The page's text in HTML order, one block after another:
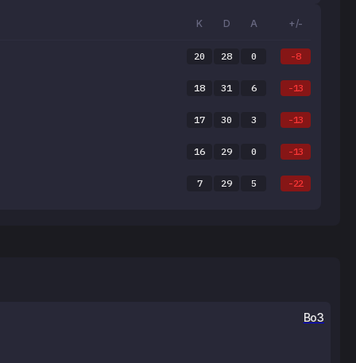
K D A +/-
20 28 0 -8
18 31 6 -13
17 30 3 -13
16 29 0 -13
7 29 5 -22
Bo3